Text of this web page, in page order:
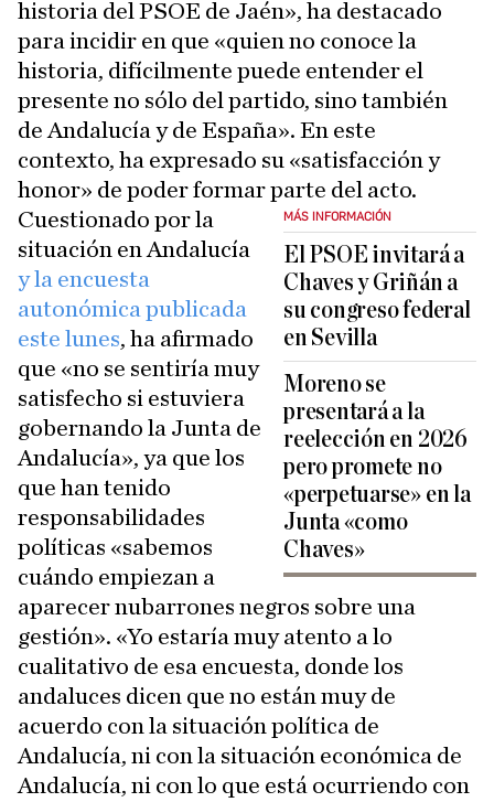
historia del PSOE de Jaén», ha destacado
para incidir en que «quien no conoce la
historia, difícilmente puede entender el
presente no sólo del partido, sino también
de Andalucía y de España». En este
contexto, ha expresado su «satisfacción y
honor» de poder formar parte del acto.
MÁS INFORMACIÓN
El PSOE invitará a
Chaves y Griñán a
su congreso federal
en Sevilla
Moreno se
presentará a la
reelección en 2026
pero promete no
«perpetuarse» en la
Junta «como
Chaves»
Cuestionado por la
situación en Andalucía
y la encuesta
autonómica publicada
este lunes, ha afirmado
que «no se sentiría muy
satisfecho si estuviera
gobernando la Junta de
Andalucía», ya que los
que han tenido
responsabilidades
políticas «sabemos
cuándo empiezan a
aparecer nubarrones negros sobre una
gestión». «Yo estaría muy atento a lo
cualitativo de esa encuesta, donde los
andaluces dicen que no están muy de
acuerdo con la situación política de
Andalucía, ni con la situación económica de
Andalucía, ni con lo que está ocurriendo con